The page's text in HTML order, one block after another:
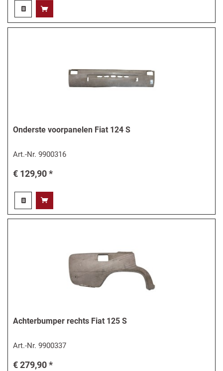
Onderste voorpanelen Fiat 124 S
Art.-Nr.9900316
€ 129,90 *
Achterbumper rechts Fiat 125 S
Art.-Nr.9900337
€ 279,90 *